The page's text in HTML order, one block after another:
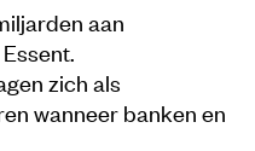
aan
zich als
wanneer banken en